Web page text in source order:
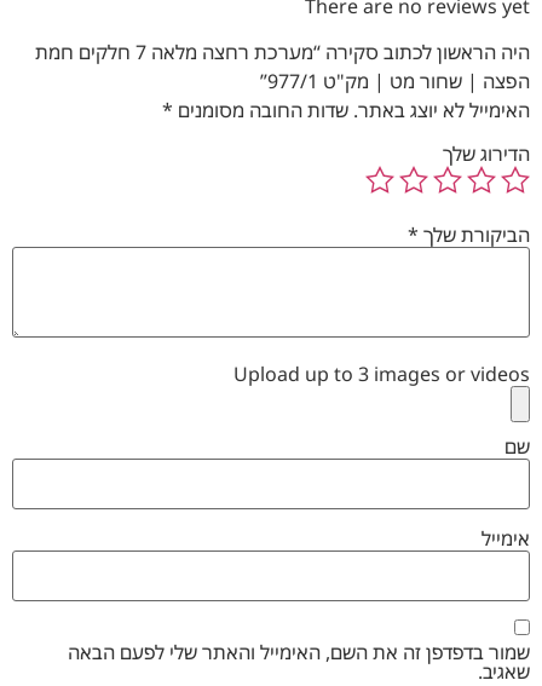
There are no reviews yet
היה הראשון לכתוב סקירה “מערכת רחצה מלאה 7 חלקים חמת
הפצה | שחור מט | מק"ט 977/1”
האימייל לא יוצג באתר. שדות החובה מסומנים *
הדירוג שלך
הביקורת שלך *
Upload up to 3 images or videos
שם
אימייל
שמור בדפדפן זה את השם, האימייל והאתר שלי לפעם הבאה
שאגיב.